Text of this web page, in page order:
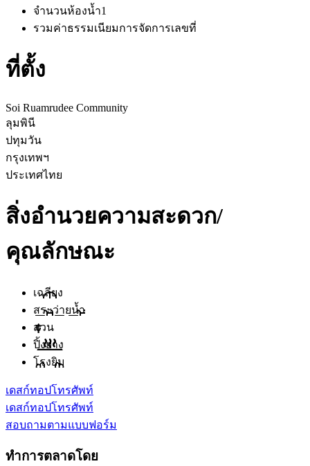
จำนวนห้องน้ำ1
รวมค่าธรรมเนียมการจัดการเลขที่
ที่ตั้ง
Soi Ruamrudee Community
ลุมพินี
ปทุมวัน
กรุงเทพฯ
ประเทศไทย
สิ่งอำนวยความสะดวก/
คุณลักษณะ
เฉลียง
สระว่ายน้ำ
สวน
ปิ้งย่าง
โรงยิม
เดสก์ทอปโทรศัพท์
เดสก์ทอปโทรศัพท์
สอบถามตามแบบฟอร์ม
ทำการตลาดโดย